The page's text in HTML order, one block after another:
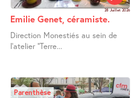
28 Juillet 2026
Emilie Genet, céramiste.
Direction Monestiés au sein de
l’atelier "Terre...
Parenthèse